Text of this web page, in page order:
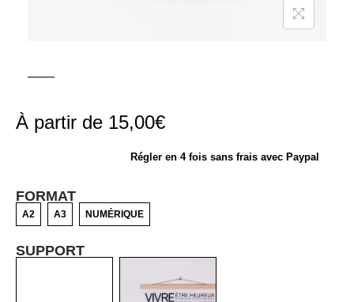
À partir de 15,00€
Régler en 4 fois sans frais avec Paypal
FORMAT
A2 A3 NUMÉRIQUE
SUPPORT